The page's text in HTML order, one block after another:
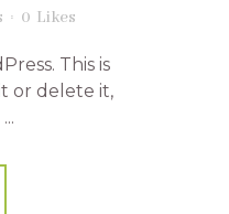
0 Likes
This is
or delete it,